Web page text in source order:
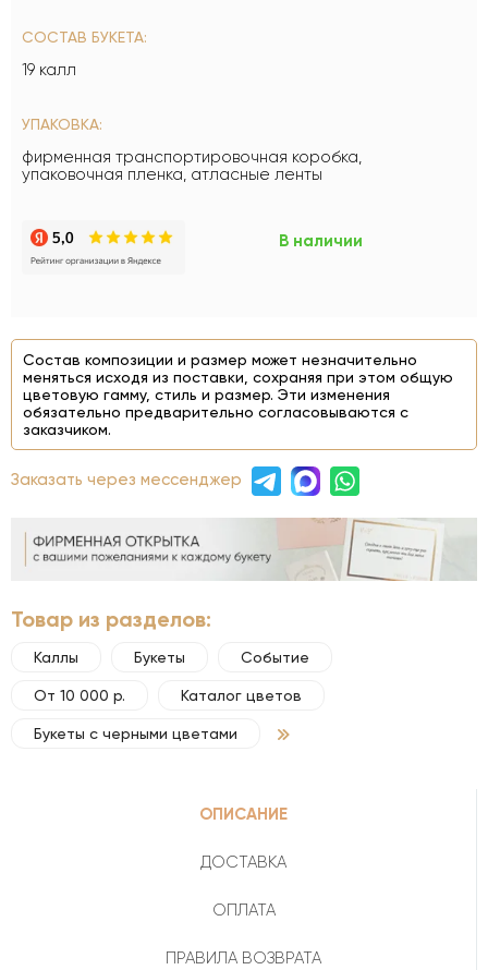
СОСТАВ БУКЕТА:
19 калл
УПАКОВКА:
фирменная транспортировочная коробка,
упаковочная пленка, атласные ленты
В наличии
Состав композиции и размер может незначительно
меняться исходя из поставки, сохраняя при этом общую
цветовую гамму, стиль и размер. Эти изменения
обязательно предварительно согласовываются с
заказчиком.
Заказать через мессенджер
Товар из разделов:
Каллы Букеты Событие
От 10 000 р. Каталог цветов
Букеты с черными цветами
ОПИСАНИЕ
ДОСТАВКА
ОПЛАТА
ПРАВИЛА ВОЗВРАТА